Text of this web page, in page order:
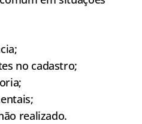
no cadastro;
realizado.